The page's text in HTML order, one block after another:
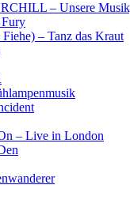
– Unsere Musik,
– Tanz das Kraut
– Live in London